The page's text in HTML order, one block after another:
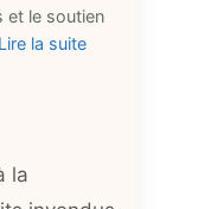
et le soutien
Lire la suite
la